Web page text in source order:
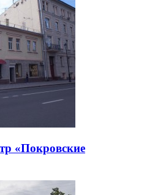
«Покровские